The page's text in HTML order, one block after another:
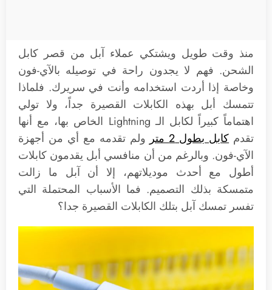
منذ وقت طويل ويشتكي عملاء آبل من قصر كابل
الشحن. فهم لا يجدون راحة في توصيله بالآي-فون
وخاصة إذا أردت استخدامه وأنت في سريرك. فلماذا
تتمسك أبل بهذه الكابلات القصيرة جداً، ولا تولي
اهتماماً كبيراً لكابل الـ Lightning الخاص بها، مع أنها
تقدم كابل بطول 2 متر
ولم تقدمه مع أي من أجهزة
الآي-فون. وبالرغم من أن منافسي أبل يقدمون كابلات
أطول مع أحدث موديلاتهم، إلا أن آبل ما زالت
متمسكة بذلك التصميم. فما الأسباب المحتملة التي
تفسر تمسك آبل بتلك الكابلات القصيرة جدا؟